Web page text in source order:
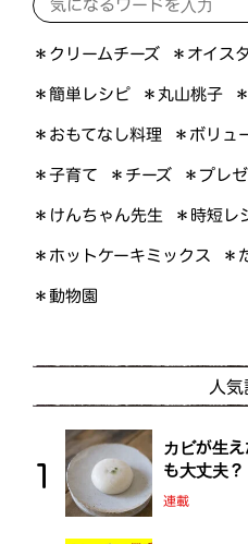
＊クリームチーズ ＊オイス
＊簡単レシピ ＊丸山桃子
＊おもてなし料理 ＊ボリュ
＊子育て ＊チーズ ＊プレ
＊けんちゃん先生 ＊時短レ
＊ホットケーキミックス ＊
＊動物園
人
カビが生
も大丈夫？
連載